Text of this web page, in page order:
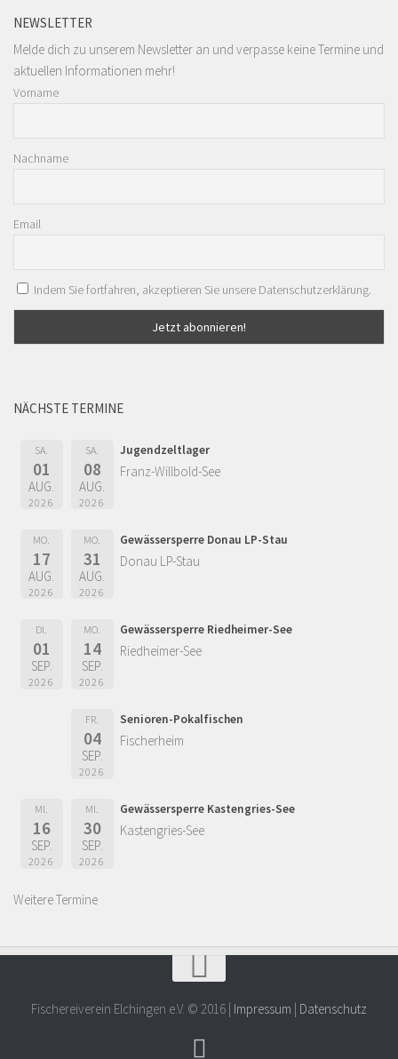
NEWSLETTER
Melde dich zu unserem Newsletter an und verpasse keine Termine und
aktuellen Informationen mehr!
Vorname
Nachname
Email
Indem Sie fortfahren, akzeptieren Sie unsere Datenschutzerklärung.
NÄCHSTE TERMINE
SA.
01
AUG.
2026
SA.
08
AUG.
2026
Jugendzeltlager
Franz-Willbold-See
MO.
17
AUG.
2026
MO.
31
AUG.
2026
Gewässersperre Donau LP-Stau
Donau LP-Stau
DI.
01
SEP.
2026
MO.
14
SEP.
2026
Gewässersperre Riedheimer-See
Riedheimer-See
FR.
04
SEP.
2026
Senioren-Pokalfischen
Fischerheim
MI.
16
SEP.
2026
MI.
30
SEP.
2026
Gewässersperre Kastengries-See
Kastengries-See
Weitere Termine
Fischereiverein Elchingen e.V. © 2016 | Impressum | Datenschutz